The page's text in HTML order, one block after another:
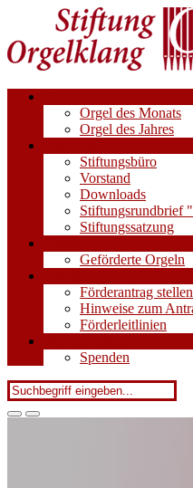
Orgel des Monats
Orgel des Jahres
Stiftungsbüro
Vorstand
Downloads
Stiftungsrundbrief
Stiftungssatzung
Geförderte Orgeln
Förderantrag stellen
Hinweise zum
Förderleitlinien
Spenden